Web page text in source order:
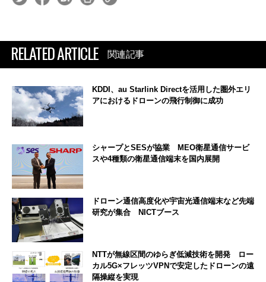
RELATED ARTICLE 関連記事
KDDI、au Starlink Directを活用した圏外エリ
アにおけるドローンの飛行制御に成功
シャープとSESが協業 MEO衛星通信サービ
スや4種類の衛星通信端末を国内展開
ドローン通信高度化や宇宙光通信端末など先端
研究が集合 NICTブース
NTTが無線区間のゆらぎ低減技術を開発 ロー
カル5G×フレッツVPNで安定したドローンの遠
隔操縦を実現